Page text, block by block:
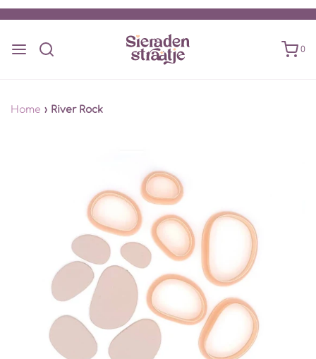
0
Home › River Rock